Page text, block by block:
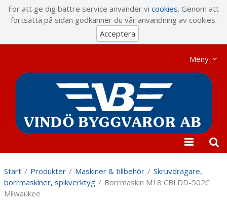
För att ge dig bättre service använder vi cookies. Genom att
fortsätta på sidan godkänner du vår användning av cookies.
Acceptera
Meny
Start / Produkter / Maskiner & tillbehör / Skruvdragare,
borrmaskiner, spikverktyg / Borrmaskin M18 CBLDD-502C
Milwaukee
Visa varukorgen Till kassan